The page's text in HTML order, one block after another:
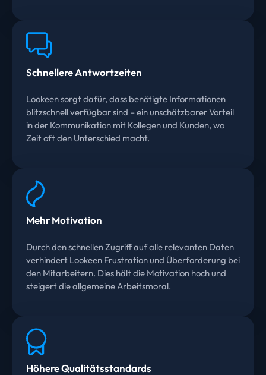
Schnellere Antwortzeiten
Lookeen sorgt dafür, dass benötigte Informationen
blitzschnell verfügbar sind – ein unschätzbarer Vorteil
in der Kommunikation mit Kollegen und Kunden, wo
Zeit oft den Unterschied macht.
Mehr Motivation
Durch den schnellen Zugriff auf alle relevanten Daten
verhindert Lookeen Frustration und Überforderung bei
den Mitarbeitern. Dies hält die Motivation hoch und
steigert die allgemeine Arbeitsmoral.
Höhere Qualitätsstandards